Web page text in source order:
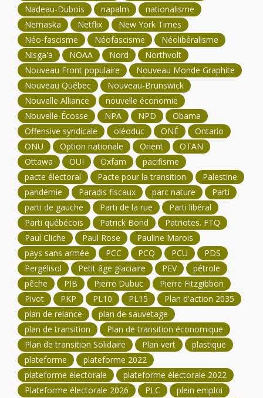
Nadeau-Dubois
napalm
nationalisme
Nemaska
Netflix
New York Times
Néo-fascisme
Néofascisme
Néolibéralisme
Nisga'a
NOAA Nord
Northvolt
Nouveau Front populaire
Nouveau Monde Graphite
Nouveau Québec
Nouveau-Brunswick
Nouvelle Alliance
nouvelle économie
Nouvelle-Écosse
NPA NPD
Obama
Offensive syndicale
oléoduc ONÉ
Ontario
ONU
Option nationale Orient
OTAN
Ottawa
OUI Oxfam
pacifisme
pacte électoral
Pacte pour la transition
Palestine
pandémie
Paradis fiscaux parc nature
Parti
parti de gauche
Parti de la rue
Parti libéral
Parti québécois
Patrick Bond
Patriotes. FTQ
Paul Cliche
Paul Rose
Pauline Marois
pays sans armée
PCC PCQ PCU
PDS
Pergélisol
Petit âge glaciaire PEV
pétrole
pêche
PIB Pierre Dubuc
Pierre Fitzgibbon
Pivot
PKP PL10 PL15
Plan d'action 2035
plan de relance
plan de sauvetage
plan de transition
Plan de transition économique
Plan de transition Solidaire
Plan vert
plastique
plateforme
plateforme 2022
plateforme électorale
plateforme électorale 2022
Plateforme électorale 2026
PLC
plein emploi